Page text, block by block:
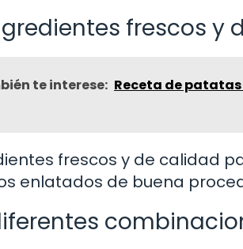
frescos y
te interese: Receta de
frescos y de calidad
enlatados de buena